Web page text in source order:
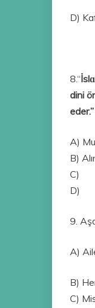
D)
8.“
dini
A)
B)
C)
D)
9.
A)
B)
C)